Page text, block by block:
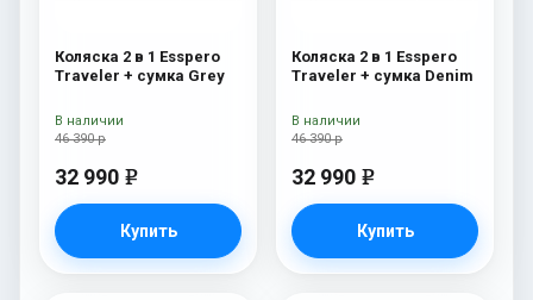
Коляска 2 в 1 Esspero
Traveler + сумка Grey
46 390 р
32 990 e
Купить
В наличии
Коляска 2 в 1 Esspero
Traveler + сумка Denim
46 390 р
32 990 e
Купить
В наличии